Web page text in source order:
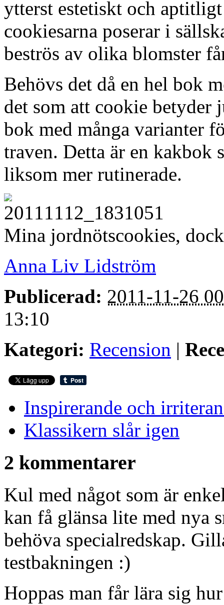
ytterst estetiskt och
cookiesarna poserar i
beströs av olika blomster
Behövs det då en hel bok
det som att cookie betyder
bok med många varianter
traven. Detta är en kakbok
liksom mer rutinerade.
Mina jordnötscookies,
Anna Liv Lidström
Publicerad: 2011-11-26
13:10
Kategori: Recension |
Inspirerande och
Klassikern slår igen
2 kommentarer
Kul med något som är
kan få glänsa lite med nya
behöva specialredskap.
testbakningen :)
Hoppas man får lära sig